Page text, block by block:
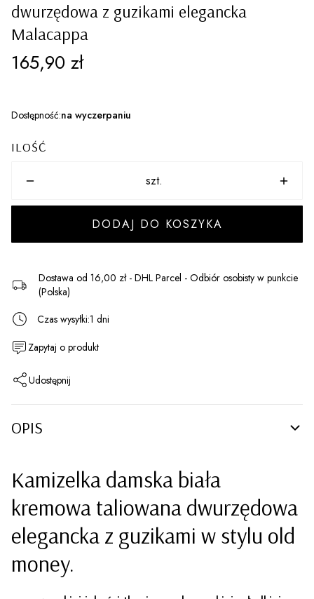
dwurzędowa z guzikami elegancka
Malacappa
Cena
165,90 zł
Dostępność:na wyczerpaniu
ILOŚĆ
szt.
DODAJ DO KOSZYKA
Dostawa od 16,00 zł - DHL Parcel - Odbiór osobisty w punkcie
(Polska)
Czas wysyłki:1 dni
Zapytaj o produkt
Udostępnij
OPIS
Kamizelka damska biała
kremowa taliowana dwurzędowa
elegancka z guzikami w stylu old
money.